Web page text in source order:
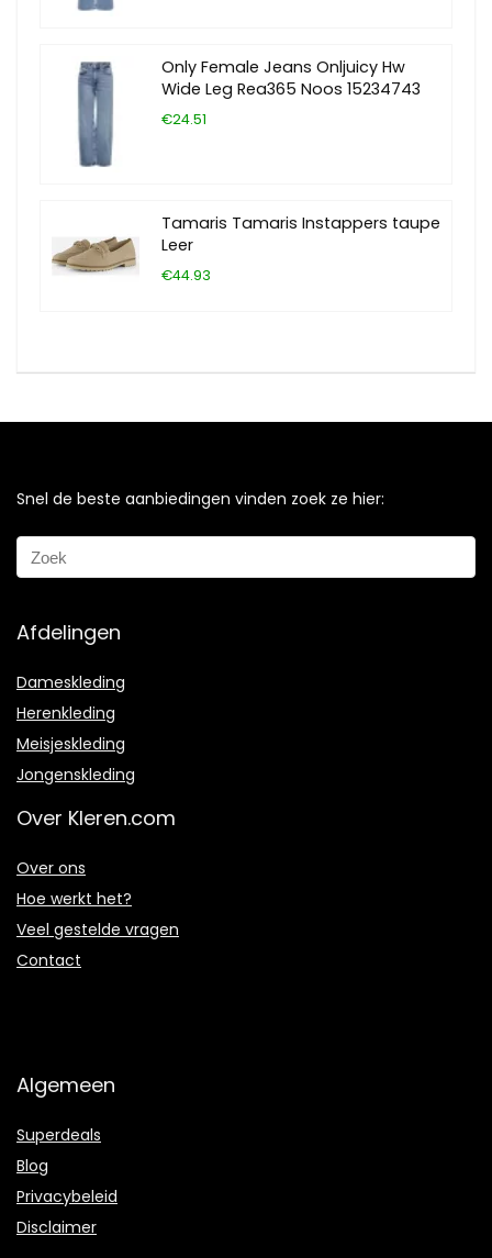
Only Female Jeans Onljuicy Hw
Wide Leg Rea365 Noos 15234743
€24.51
Tamaris Tamaris Instappers taupe
Leer
€44.93
Snel de beste aanbiedingen vinden zoek ze hier:
Afdelingen
Dameskleding
Herenkleding
Meisjeskleding
Jongenskleding
Over Kleren.com
Over ons
Hoe werkt het?
Veel gestelde vragen
Contact
Algemeen
Superdeals
Blog
Privacybeleid
Disclaimer